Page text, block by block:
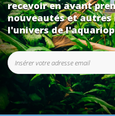
recevoir en avant
nouveautés et
l'univers de